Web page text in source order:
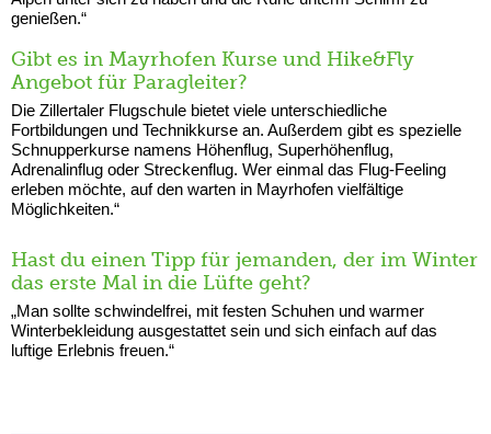
genießen.“
Gibt es in Mayrhofen Kurse und Hike&Fly
Angebot für Paragleiter?
Die Zillertaler Flugschule bietet viele unterschiedliche
Fortbildungen und Technikkurse an. Außerdem gibt es spezielle
Schnupperkurse namens Höhenflug, Superhöhenflug,
Adrenalinflug oder Streckenflug. Wer einmal das Flug-Feeling
erleben möchte, auf den warten in Mayrhofen vielfältige
Möglichkeiten.“
Hast du einen Tipp für jemanden, der im Winter
das erste Mal in die Lüfte geht?
„Man sollte schwindelfrei, mit festen Schuhen und warmer
Winterbekleidung ausgestattet sein und sich einfach auf das
luftige Erlebnis freuen.“